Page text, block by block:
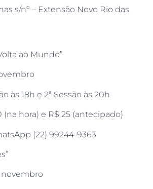
s/nº – Extensão Novo Rio das
ao Mundo”
às 18h e 2ª Sessão às 20h
(na hora) e R$ 25 (antecipado)
(22) 99244-9363
novembro